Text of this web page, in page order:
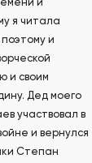
я читала
и
и своим
Дед моего
участвовал в
и вернулся
Степан